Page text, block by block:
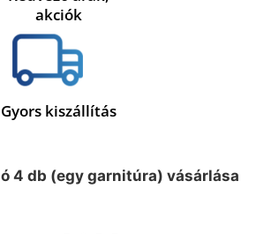
akciók
Gyors kiszállítás
4 db (egy garnitúra) vásárlása